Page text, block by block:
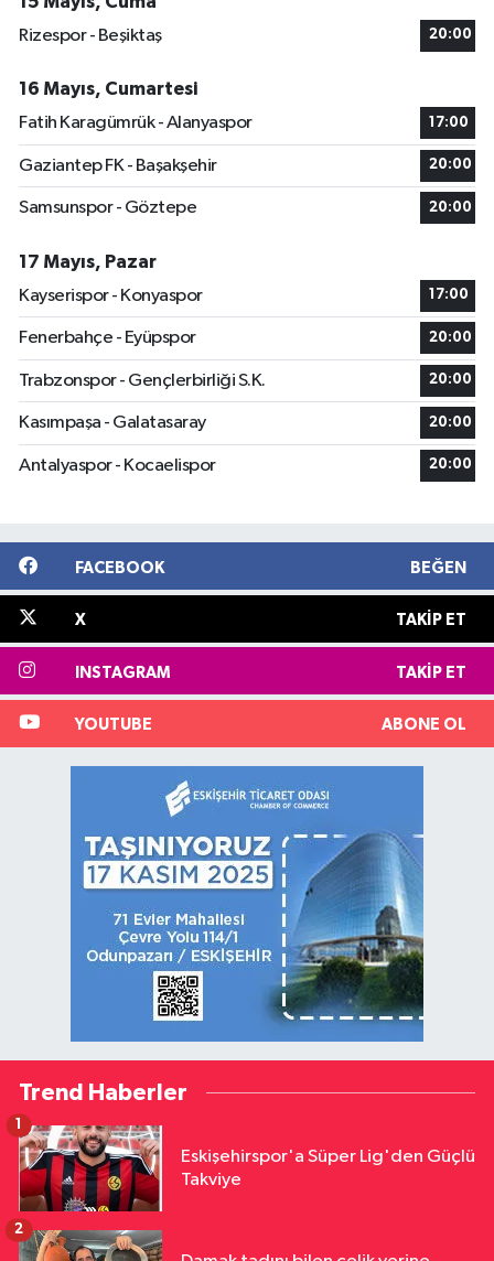
Rizespor - Beşiktaş
20:00
16 Mayıs, Cumartesi
Fatih Karagümrük - Alanyaspor
17:00
Gaziantep FK - Başakşehir 20:00
Samsunspor - Göztepe 20:00
17 Mayıs, Pazar
Kayserispor - Konyaspor
17:00
Fenerbahçe - Eyüpspor 20:00
Trabzonspor - Gençlerbirliği S.K. 20:00
Kasımpaşa - Galatasaray 20:00
Antalyaspor - Kocaelispor 20:00
FACEBOOK BEĞEN
X TAKIP ET
INSTAGRAM TAKIP ET
YOUTUBE ABONE OL
Trend Haberler
Eskişehirspor'a Süper Lig'den Güçlü
Takviye
1
2